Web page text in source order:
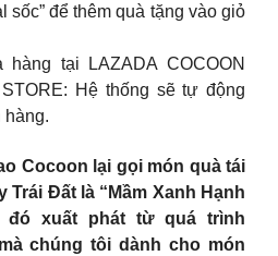
sốc” để thêm quà tặng vào giỏ
tại LAZADA COCOON
Hệ thống sẽ tự động
hàng.
Cocoon lại gọi món quà tái
Đất là “Mầm Xanh Hạnh
đó xuất phát từ quá trình
chúng tôi dành cho món